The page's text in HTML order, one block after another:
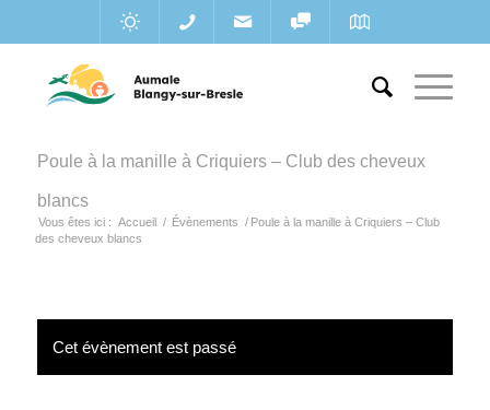
Poule à la manille à Criquiers – Club des cheveux
blancs
Vous êtes ici : Accueil / Évènements / Poule à la manille à Criquiers – Club
des cheveux blancs
Cet évènement est passé